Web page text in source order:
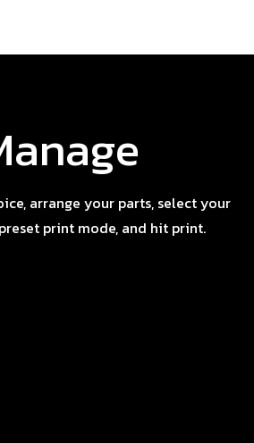
arrange your parts, select your
print mode, and hit print.